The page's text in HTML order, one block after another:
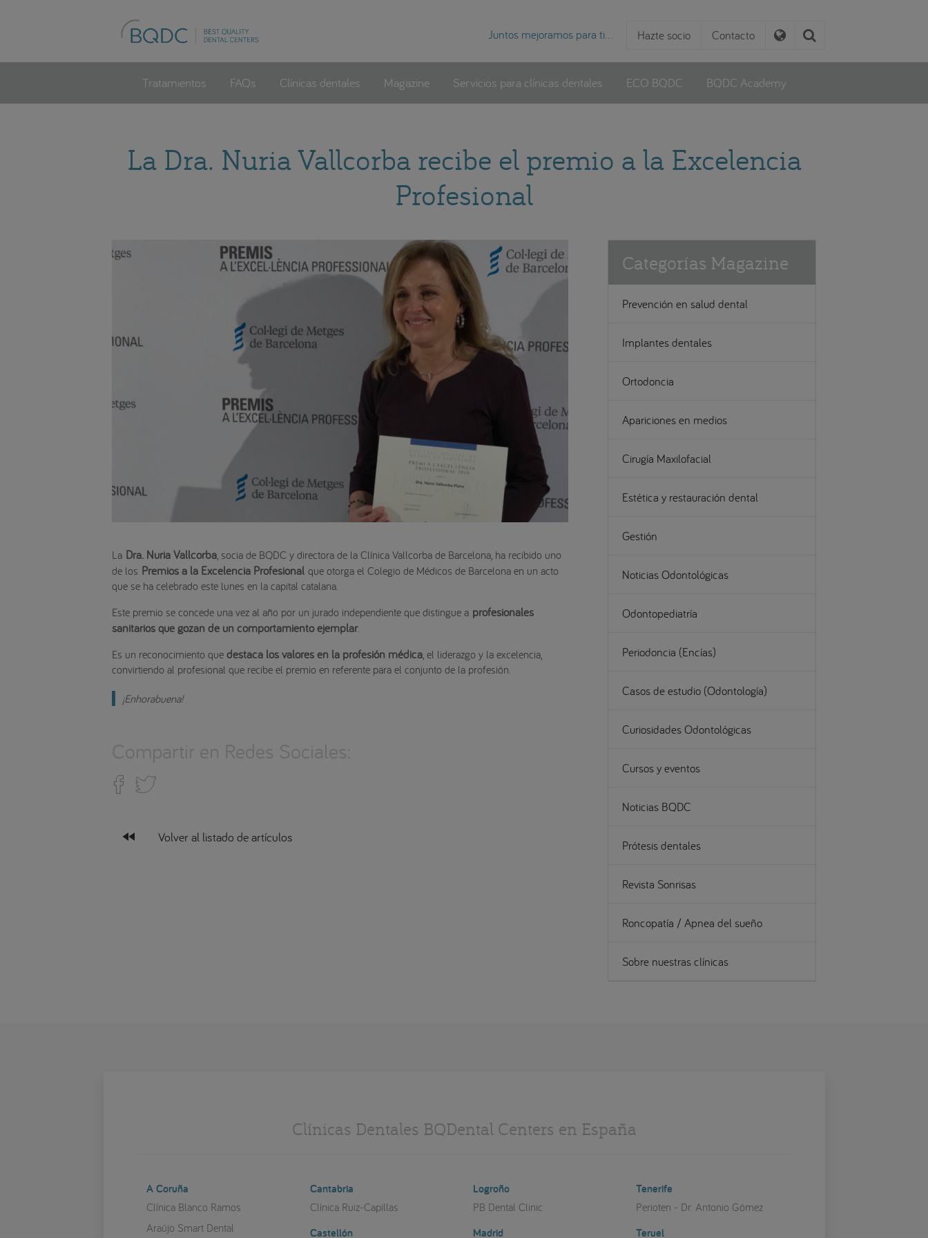
Juntos mejoramos para ti... Hazte socio Contacto
Tratamientos FAQs Clínicas dentales Magazine Servicios para clínicas dentales ECO BQDC BQDC Academy
La Dra. Nuria Vallcorba recibe el premio a la Excelencia
Profesional
La Dra. Nuria Vallcorba , socia de BQDC y directora de la Clínica Vallcorba de Barcelona, ha recibido uno
de los Premios a la Excelencia Profesional que otorga el Colegio de Médicos de Barcelona en un acto
que se ha celebrado este lunes en la capital catalana.
Este premio se concede una vez al año por un jurado independiente que distingue a profesionales
sanitarios que gozan de un comportamiento ejemplar.
Es un reconocimiento quedestaca los valores en la profesión médica , el liderazgo y la excelencia,
convirtiendo al profesional que recibe el premio en referente para el conjunto de la profesión.
¡Enhorabuena!
fast_rewind Volver al listado de artículos
Categorías Magazine
Prevención en salud dental
Implantes dentales
Ortodoncia
Apariciones en medios
Cirugía Maxilofacial
Estética y restauración dental
Gestión
Noticias Odontológicas
Odontopediatría
Periodoncia (Encías)
Casos de estudio (Odontología)
Curiosidades Odontológicas
Cursos y eventos
Noticias BQDC
Prótesis dentales
Revista Sonrisas
Roncopatía / Apnea del sueño
Sobre nuestras clínicas
Clínicas Dentales BQDental Centers en España
A Coruña
Clínica Blanco Ramos
Araújo Smart Dental
Cantabria
Clínica Ruiz-Capillas
Castellón
Logroño
PB Dental Clinic
Madrid
Tenerife
Perioten - Dr. Antonio Gómez
Teruel